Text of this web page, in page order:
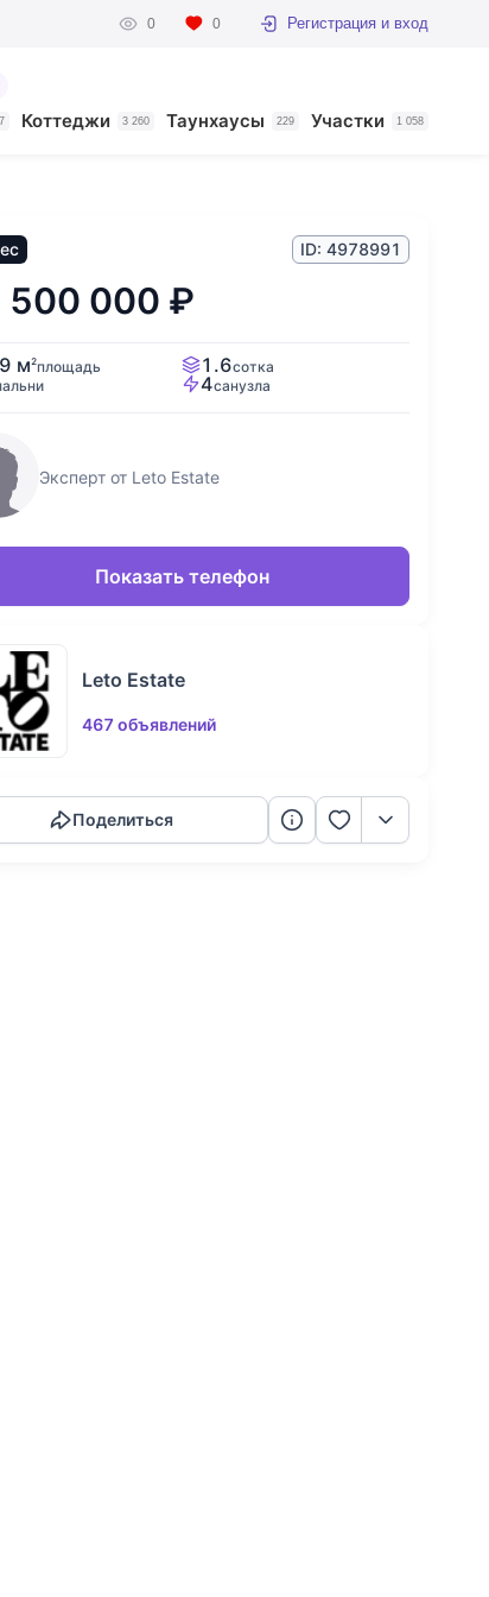
0 0 Регистрация и вход
Коттеджи 3 260 Таунхаусы 229 Участки 1 058
ID: 4978991
500 000 ₽
м2площадь 1.6сотка
4санузла
Эксперт от Leto Estate
Показать телефон
Leto Estate
467 объявлений
Поделиться
Скопировать ссылку